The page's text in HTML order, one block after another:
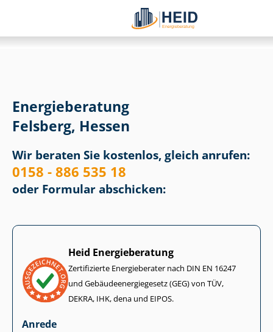
Energieberatung
Felsberg, Hessen
Wir beraten Sie kostenlos, gleich anrufen:
0158 - 886 535 18
oder Formular abschicken:
Heid Energieberatung
Zertifizierte Energieberater nach DIN EN 16247
und Ge­bäu­de­en­er­gie­ge­setz (GEG) von TÜV,
DEKRA, IHK, dena und EIPOS.
Anrede